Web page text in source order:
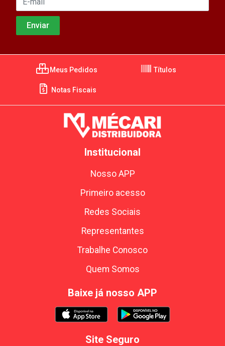
Meus Pedidos Títulos
Notas Fiscais
Institucional
Nosso APP
Primeiro acesso
Redes Sociais
Representantes
Trabalhe Conosco
Quem Somos
Baixe já nosso APP
Site Seguro